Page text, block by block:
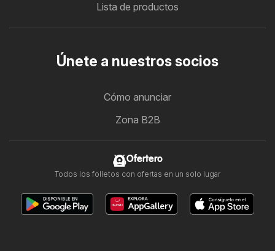
Lista de productos
Únete a nuestros socios
Cómo anunciar
Zona B2B
Ofertero
Todos los folletos con ofertas en un solo lugar